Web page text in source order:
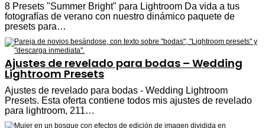
8 Presets "Summer Bright" para Lightroom Da vida a tus
fotografías de verano con nuestro dinámico paquete de
presets para…
Ajustes de revelado para bodas – Wedding
Lightroom Presets
Ajustes de revelado para bodas - Wedding Lightroom
Presets. Esta oferta contiene todos mis ajustes de revelado
para lightroom, 211…